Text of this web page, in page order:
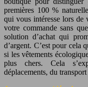
premières 100 %
qui vous intéresse lors de
votre commande sans
solution d’achat qui
d’argent. C’est pour cela
si les vêtements
plus chers. Cela
déplacements, du